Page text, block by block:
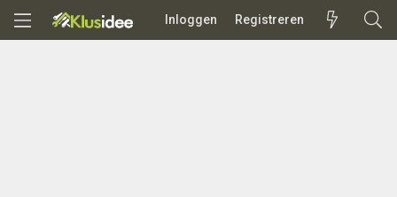
Inloggen Registreren